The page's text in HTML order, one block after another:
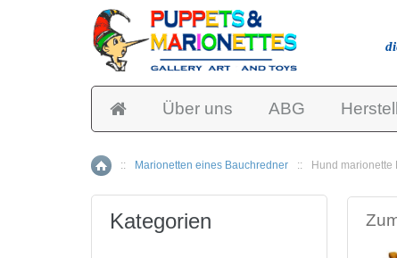
Über uns ABG
Home
:: Marionetten eines Bauchredner :: Hund marionette
Kategorien